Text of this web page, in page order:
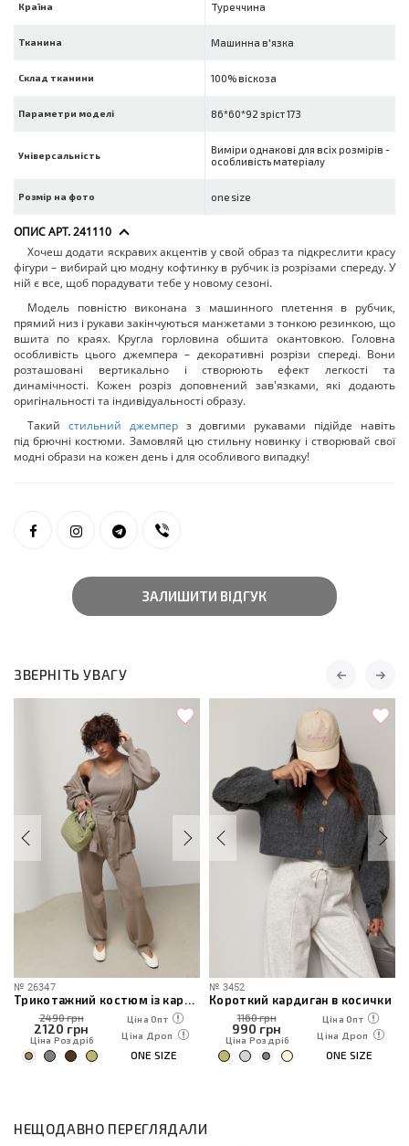
Країна Туреччина
Тканина Машинна в'язка
Склад тканини 100% віскоза
Параметри моделі 86*60*92 зріст 173
Універсальність
Виміри однакові для всіх розмірів -
особливість матеріалу
Розмір на фото one size
ОПИС АРТ. 241110
Хочеш додати яскравих акцентів у свой образ та підкреслити красу
фігури – вибирай цю модну кофтинку в рубчик із розрізами спереду. У
ній є все, щоб порадувати тебе у новому сезоні.
Модель повністю виконана з машинного плетення в рубчик,
прямий низ і рукави закінчуються манжетами з тонкою резинкою, що
вшита по краях. Кругла горловина обшита окантовкою. Головна
особливість цього джемпера – декоративні розрізи спереді. Вони
розташовані вертикально і створюють ефект легкості та
динамічності. Кожен розріз доповнений зав'язками, які додають
оригінальності та індивідуальності образу.
Такий стильний джемперз довгими рукавами підійде навіть
під брючні костюми. Замовляй цю стильну новинку і створювай свої
модні образи на кожен день і для особливого випадку!
ЗАЛИШИТИ ВІДГУК
ЗВЕРНІТЬ УВАГУ
№ 26347
Трикотажний костюм із кардиганом, топом та штанами
2490 грн
2120 грн
Ціна Роздріб
Ціна Опт
Ціна Дроп
ONE SIZE
№ 3452
Короткий кардиган в косички
1160 грн
990 грн
Ціна Роздріб
Ціна Опт
Ціна Дроп
ONE SIZE
НЕЩОДАВНО ПЕРЕГЛЯДАЛИ